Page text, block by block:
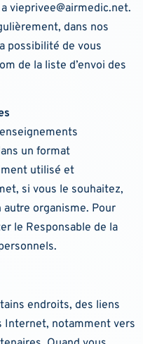
vieprivee@airmedic.net.
dans nos
possibilité de vous
de la liste d’envoi des
un format
utilisé et
si vous le souhaitez,
organisme. Pour
le Responsable de la
endroits, des liens
Internet, notamment vers